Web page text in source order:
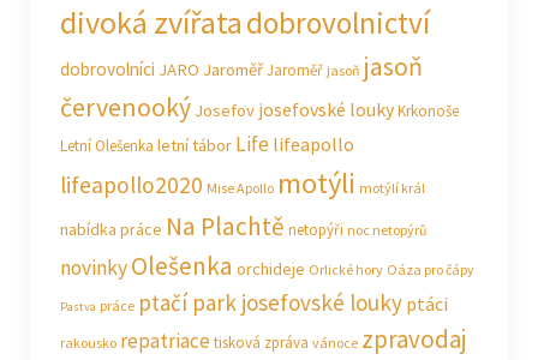
divoká zvířatadobrovolnictví
dobrovolníci JARO JaroměřJaroměř jasoň jasoň
červenooký Josefov josefovské loukyKrkonoše
Letní Olešenka letní tábor Life lifeapollo
lifeapollo2020 Mise Apollo motýli motýlí král
nabídka práce Na Plachtě netopýři noc netopýrů
novinkyOlešenka orchideje Orlické hory Oáza pro čápy
Pastva práce ptačí park josefovské louky ptáci
rakousko repatriacetisková zpráva vánoce zpravodaj